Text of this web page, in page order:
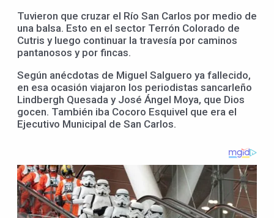
Tuvieron que cruzar el Río San Carlos por medio de
una balsa. Esto en el sector Terrón Colorado de
Cutris y luego continuar la travesía por caminos
pantanosos y por fincas.
Según anécdotas de Miguel Salguero ya fallecido,
en esa ocasión viajaron los periodistas sancarleño
Lindbergh Quesada y José Ángel Moya, que Dios
gocen. También iba Cocoro Esquivel que era el
Ejecutivo Municipal de San Carlos.